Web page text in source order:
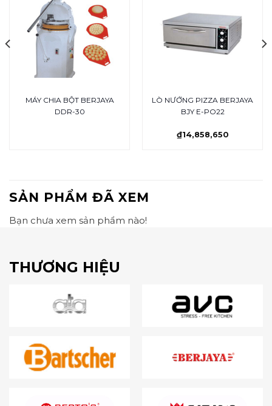
MÁY CHIA BỘT BERJAYA
DDR-30
LÒ NƯỚNG PIZZA BERJAYA
BJY E-PO22
₫14,858,650
SẢN PHẨM ĐÃ XEM
Bạn chưa xem sản phẩm nào!
THƯƠNG HIỆU